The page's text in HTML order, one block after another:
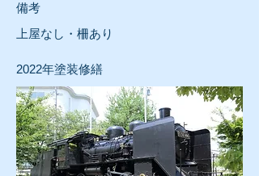
​備考
上屋なし・柵あり
2022年塗装修繕